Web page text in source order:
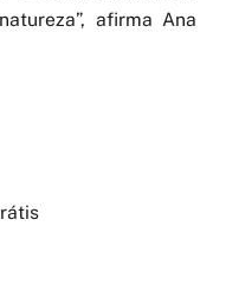
afirma Ana